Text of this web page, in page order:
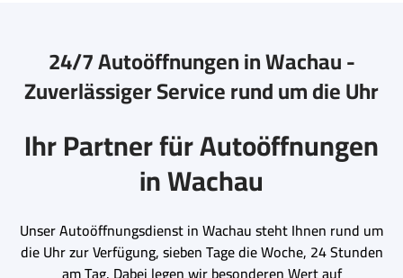
24/7 Autoöffnungen in Wachau -
Zuverlässiger Service rund um die Uhr
Ihr Partner für Autoöffnungen
in Wachau
Unser Autoöffnungsdienst in Wachau steht Ihnen rund um
die Uhr zur Verfügung, sieben Tage die Woche, 24 Stunden